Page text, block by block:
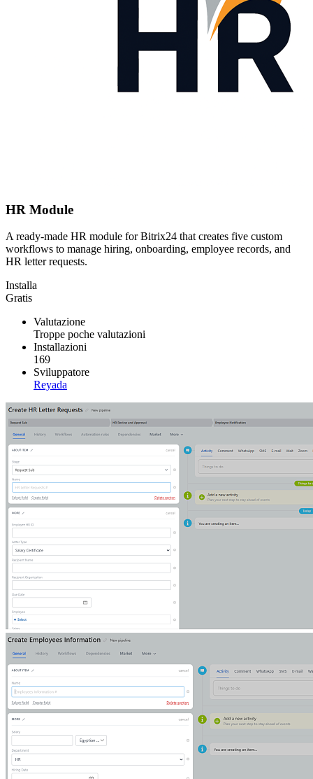
HR Module
A ready-made HR module for Bitrix24 that creates five custom
workflows to manage hiring, onboarding, employee records, and
HR letter requests.
Installa
Gratis
Valutazione
Troppe poche valutazioni
Installazioni
169
Sviluppatore
Reyada